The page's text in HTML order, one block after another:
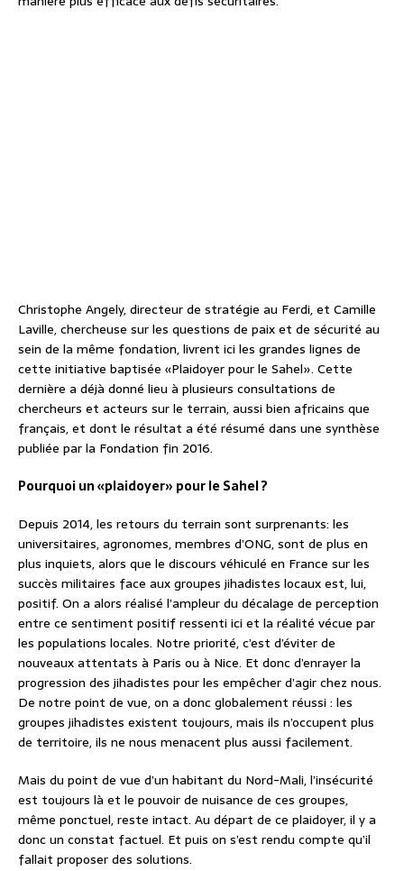
Christophe Angely, directeur de stratégie au Ferdi, et Camille
Laville, chercheuse sur les questions de paix et de sécurité au
sein de la même fondation, livrent ici les grandes lignes de
cette initiative baptisée «Plaidoyer pour le Sahel». Cette
dernière a déjà donné lieu à plusieurs consultations de
chercheurs et acteurs sur le terrain, aussi bien africains que
français, et dont le résultat a été résumé dans une synthèse
publiée par la Fondation fin 2016.
Pourquoi un «plaidoyer» pour le Sahel ?
Depuis 2014, les retours du terrain sont surprenants: les
universitaires, agronomes, membres d’ONG, sont de plus en
plus inquiets, alors que le discours véhiculé en France sur les
succès militaires face aux groupes jihadistes locaux est, lui,
positif. On a alors réalisé l’ampleur du décalage de perception
entre ce sentiment positif ressenti ici et la réalité vécue par
les populations locales. Notre priorité, c’est d’éviter de
nouveaux attentats à Paris ou à Nice. Et donc d’enrayer la
progression des jihadistes pour les empêcher d’agir chez nous.
De notre point de vue, on a donc globalement réussi : les
groupes jihadistes existent toujours, mais ils n’occupent plus
de territoire, ils ne nous menacent plus aussi facilement.
Mais du point de vue d’un habitant du Nord-Mali, l’insécurité
est toujours là et le pouvoir de nuisance de ces groupes,
même ponctuel, reste intact. Au départ de ce plaidoyer, il y a
donc un constat factuel. Et puis on s’est rendu compte qu’il
fallait proposer des solutions.